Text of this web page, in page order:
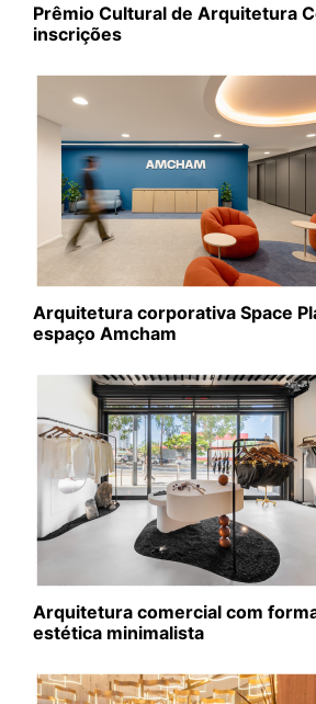
Prêmio Cultural de Arquitetura
inscrições
Arquitetura corporativa Space
espaço Amcham
Arquitetura comercial com
estética minimalista